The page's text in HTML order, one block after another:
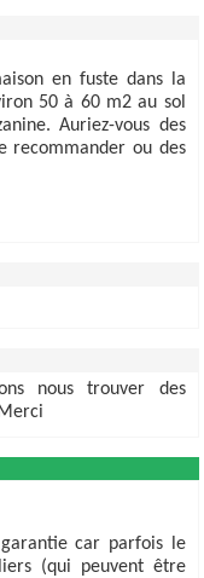
en fuste dans la
50 à 60 m2 au sol
Auriez-vous des
recommander ou des
nous trouver des
car parfois le
(qui peuvent être